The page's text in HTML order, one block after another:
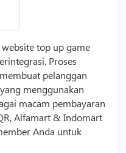
top up game
Proses
pelanggan
menggunakan
macam pembayaran
Alfamart & Indomart
Anda untuk